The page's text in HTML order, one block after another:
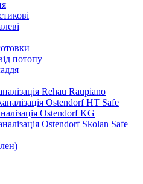
потопу
Rehau Raupiano
Ostendorf HT Safe
Ostendorf KG
Ostendorf Skolan Safe